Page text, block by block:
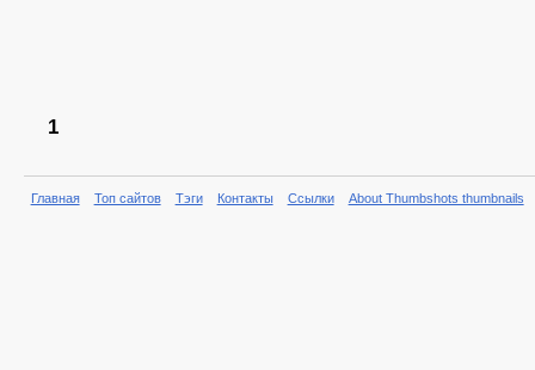
1
Главная Топ сайтов Тэги Контакты Ссылки About Thumbshots thumbnails